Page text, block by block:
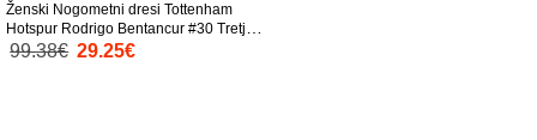
Ženski Nogometni dresi Tottenham
Hotspur Rodrigo Bentancur #30 Tretji
2025-26 Kratek Rokav
99.38€ 29.25€